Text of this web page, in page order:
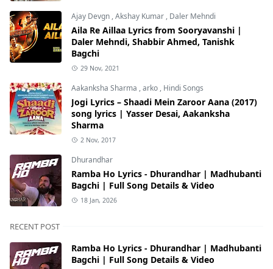
Ajay Devgn ,Akshay Kumar , Daler Mehndi
Aila Re Aillaa Lyrics from Sooryavanshi |
Daler Mehndi, Shabbir Ahmed, Tanishk
Bagchi
29 Nov, 2021
Aakanksha Sharma ,arko , Hindi Songs
Jogi Lyrics – Shaadi Mein Zaroor Aana (2017)
song lyrics | Yasser Desai, Aakanksha
Sharma
2 Nov, 2017
Dhurandhar
Ramba Ho Lyrics - Dhurandhar | Madhubanti
Bagchi | Full Song Details & Video
18 Jan, 2026
RECENT POST
Ramba Ho Lyrics - Dhurandhar | Madhubanti
Bagchi | Full Song Details & Video